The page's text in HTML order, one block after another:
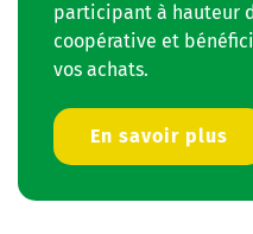
participant à hauteur
coopérative et
vos achats.
En savoir plus